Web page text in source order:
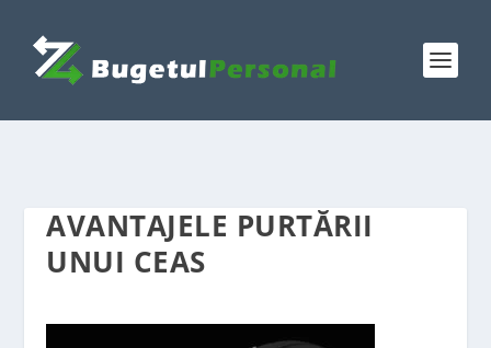
AVANTAJELE PURTĂRII
UNUI CEAS